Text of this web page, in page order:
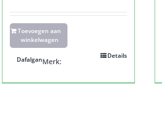
Toevoegen aan
winkelwagen
Details
Merk:
Dafalgan